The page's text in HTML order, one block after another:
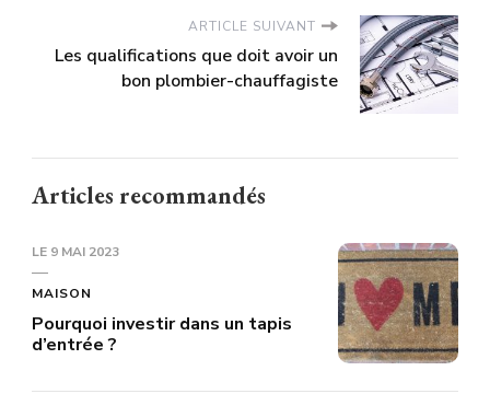
ARTICLE SUIVANT
Les qualifications que doit avoir un
bon plombier-chauffagiste
Articles recommandés
LE 9 MAI 2023
MAISON
Pourquoi investir dans un tapis
d’entrée ?